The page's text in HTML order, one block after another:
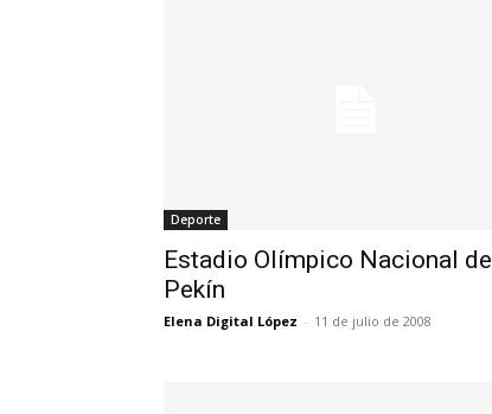
Deporte
Estadio Olímpico Nacional de
Pekín
Elena Digital López - 11 de julio de 2008